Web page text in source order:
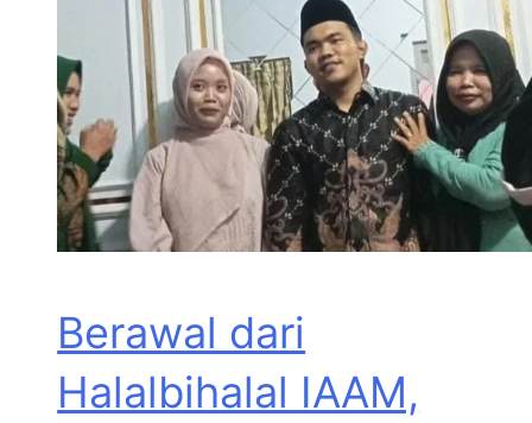
Berawal dari
Halalbihalal IAAM,